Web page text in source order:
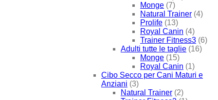
Monge (7)
Natural Trainer (4)
Prolife (13)
Royal Canin (4)
Trainer Fitness3 (6)
Adulti tutte le taglie (16)
Monge (15)
Royal Canin (1)
Cibo Secco per Cani Maturi e
Anziani (3)
Natural Trainer (2)